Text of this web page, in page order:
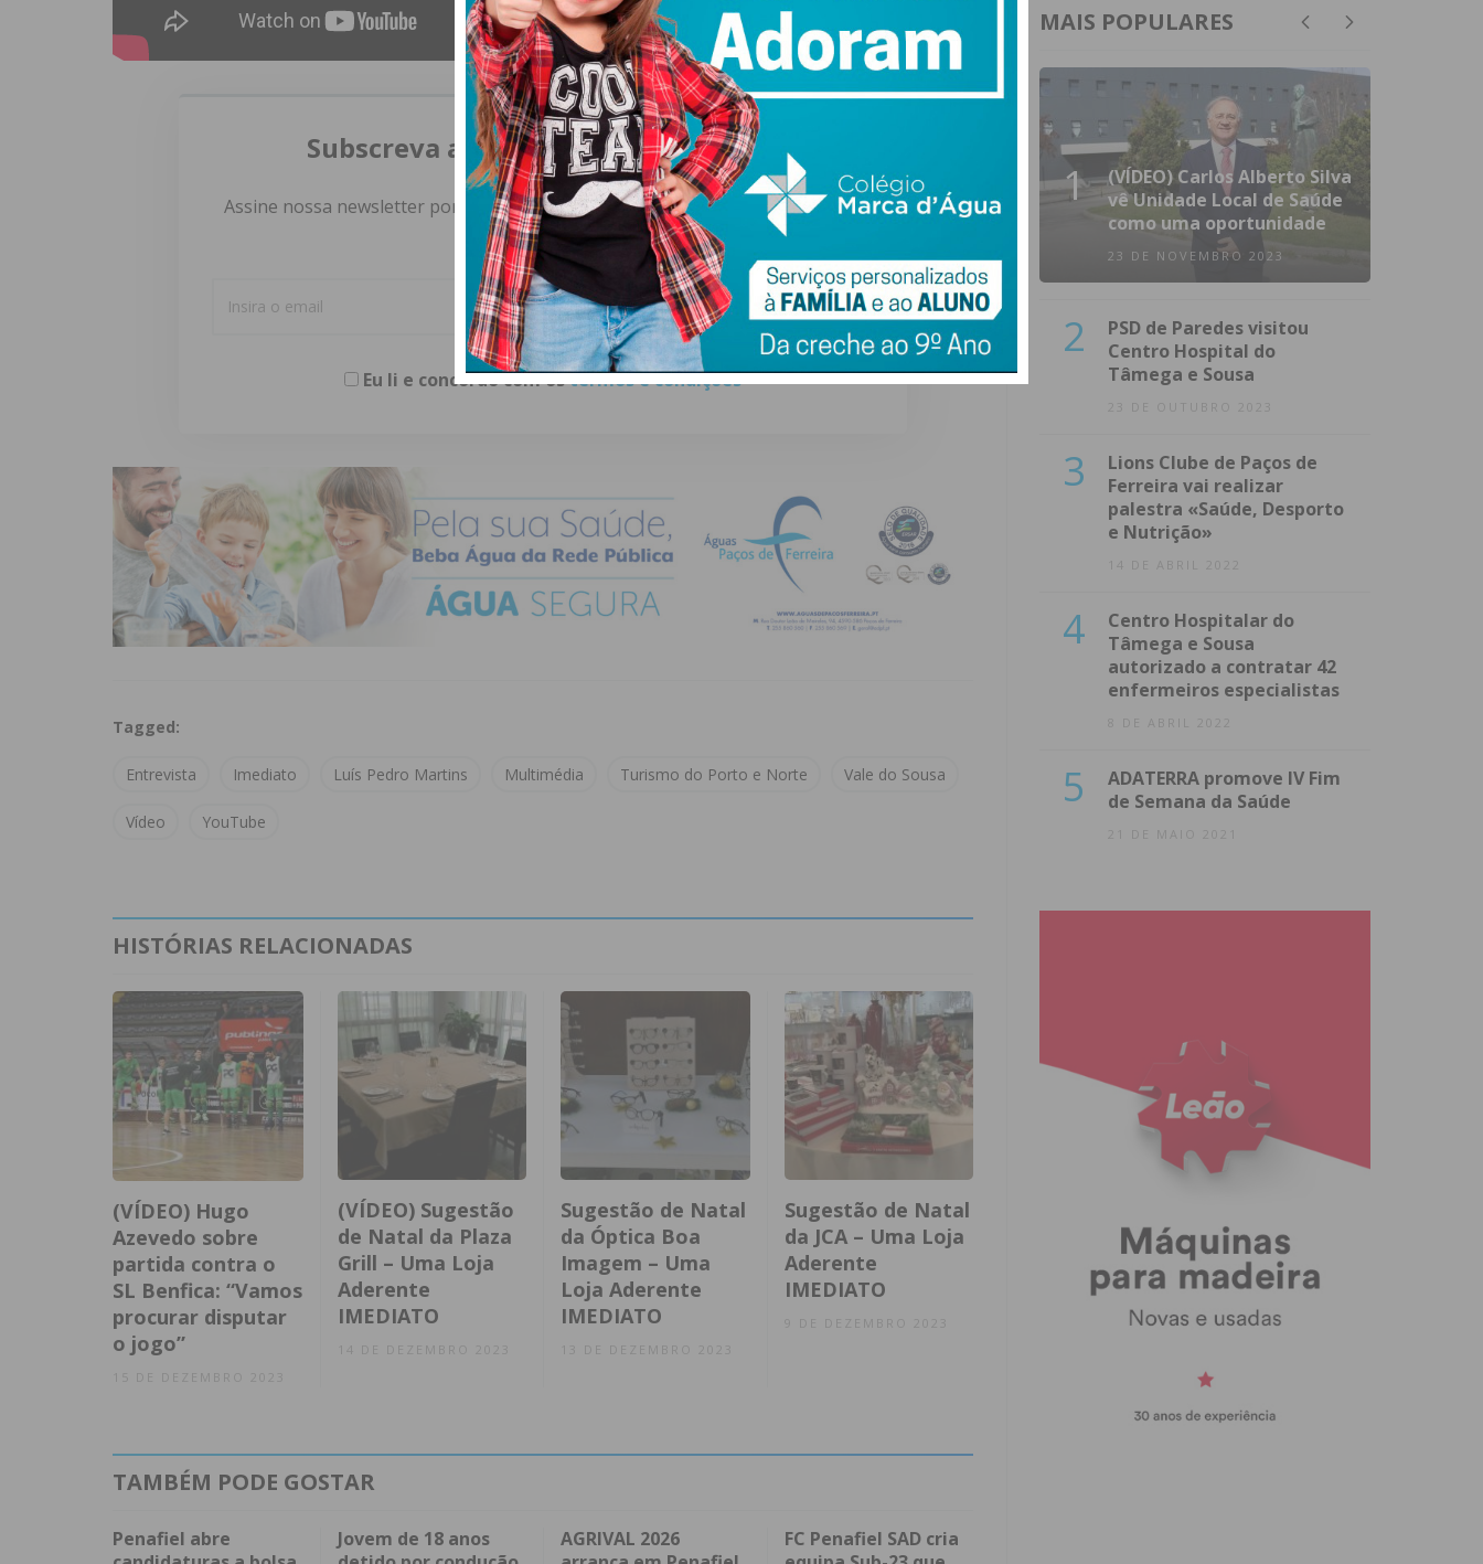
Subscreva a newsletter do Imediato
Assine nossa newsletter por e-mail e obtenha de forma regular a informação
atualizada.
Eu li e concordo com ostermos e condições
Tagged:
Entrevista Imediato Luís Pedro Martins Multimédia Turismo do Porto e Norte Vale do Sousa
Vídeo YouTube
HISTÓRIAS RELACIONADAS
(VÍDEO) Hugo
Azevedo sobre
partida contra o
SL Benfica: “Vamos
procurar disputar
o jogo”
(VÍDEO) Sugestão
de Natal da Plaza
Grill – Uma Loja
Aderente
IMEDIATO
14 DE DEZEMBRO 2023
Sugestão de Natal
da Óptica Boa
Imagem – Uma
Loja Aderente
IMEDIATO
Sugestão de Natal
da JCA – Uma Loja
Aderente
IMEDIATO
TAMBÉM PODE GOSTAR
Penafiel abre
Jovem de 18 anos
AGRIVAL 2026
FC Penafiel SAD cria
MAIS POPULARES
1
(VÍDEO) Carlos Alberto Silva
vê Unidade Local de Saúde
como uma oportunidade
23 DE NOVEMBRO 2023
2
PSD de Paredes visitou
Centro Hospital do
Tâmega e Sousa
23 DE OUTUBRO 2023
3
Lions Clube de Paços de
Ferreira vai realizar
palestra «Saúde, Desporto
e Nutrição»
14 DE ABRIL 2022
4
Centro Hospitalar do
Tâmega e Sousa
autorizado a contratar 42
enfermeiros especialistas
8 DE ABRIL 2022
5
ADATERRA promove IV Fim
de Semana da Saúde
21 DE MAIO 2021